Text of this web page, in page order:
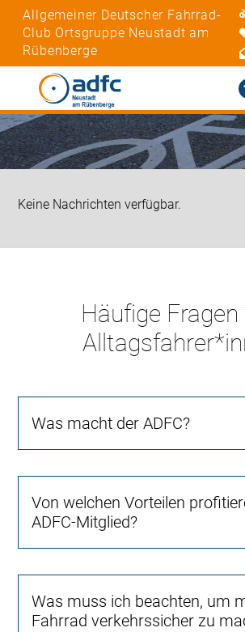
Allgemeiner Deutscher Fahrrad-
Club Ortsgruppe Neustadt am
Rübenberge
Keine Nachrichten verfügbar.
Häufige Fragen
Was macht der ADFC?
Von welchen Vorteilen
ADFC-Mitglied?
Was muss ich beachten, um
Fahrrad verkehrssicher zu